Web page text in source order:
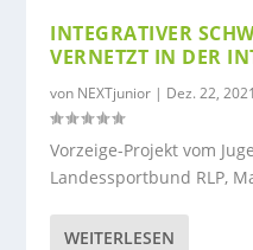
INTEGRATIVER
VERNETZT IN DER
von NEXTjunior | Dez. 22, 2021
Vorzeige-Projekt vom
Landessportbund RLP,
WEITERLESEN